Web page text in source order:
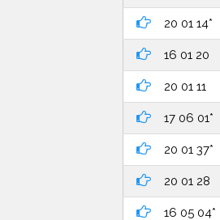
20 01 14*
16 01 20
20 01 11
17 06 01*
20 01 37*
20 01 28
16 05 04*